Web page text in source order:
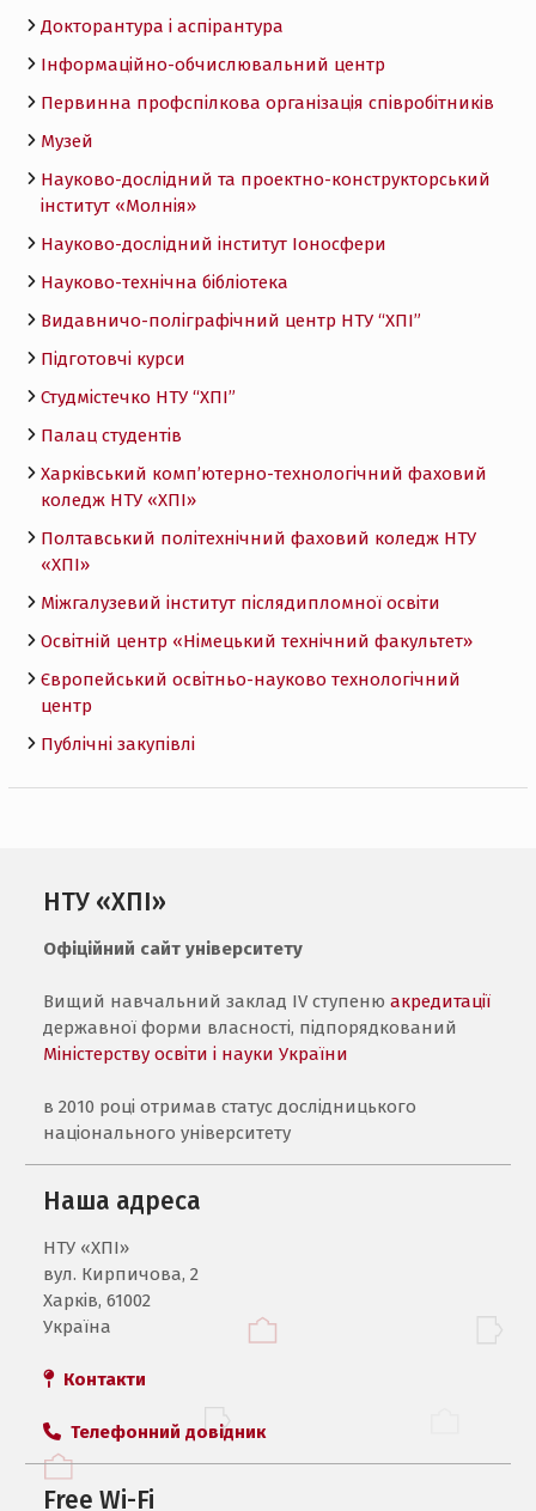
Докторантура і аспірантура
Інформаційно-обчислювальний центр
Первинна профспілкова організація співробітників
Музей
Науково-дослідний та проектно-конструкторський
інститут «Молнія»
Науково-дослідний інститут Іоносфери
Науково-технічна бібліотека
Видавничо-поліграфічний центр НТУ “ХПІ”
Підготовчі курси
Студмістечко НТУ “ХПІ”
Палац студентів
Харківський комп’ютерно-технологічний фаховий
коледж НТУ «ХПI»
Полтавський політехнічний фаховий коледж НТУ
«ХПI»
Міжгалузевий інститут післядипломної освіти
Освітній центр «Німецький технічний факультет»
Європейський освітньо-науково технологічний
центр
Публічні закупівлі
НТУ «ХПІ»
Офіційний сайт університету
Вищий навчальний заклад IV ступенюакредитації
державної форми власності, підпорядкований
Міністерству освіти і науки України
в 2010 році отримав статус дослідницького
національного університету
Наша адреса
НТУ «ХПI»
вул. Кирпичова, 2
Харків, 61002
Україна
Контакти
Телефонний довідник
Free Wi-Fi